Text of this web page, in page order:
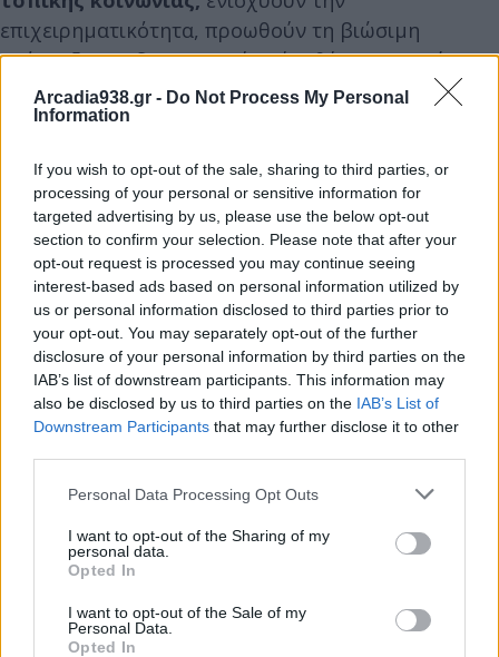
Arcadia938.gr - Do Not Process My Personal
Information
If you wish to opt-out of the sale, sharing to third parties, or
processing of your personal or sensitive information for
targeted advertising by us, please use the below opt-out
section to confirm your selection. Please note that after your
opt-out request is processed you may continue seeing
interest-based ads based on personal information utilized by
us or personal information disclosed to third parties prior to
your opt-out. You may separately opt-out of the further
disclosure of your personal information by third parties on the
IAB’s list of downstream participants. This information may
also be disclosed by us to third parties on the IAB’s List of
Downstream Participants that may further disclose it to other
Personal Data Processing Opt Outs
I want to opt-out of the Sharing of my
personal data.
Opted In
I want to opt-out of the Sale of my
Personal Data.
Opted In
επιχειρηματικότητα, προωθούν τη βιώσιμη
ανάπτυξη και δημιουργούν νέες θέσεις εργασίας,
αξιοποιώντας χρηματοδοτικά μέσα όπως το
Επιχειρησιακό Πρόγραμμα «Πελοπόννησος 2021-
διασφάλισε τη λεπτομερή καταγραφή των
απαραίτητων στοιχείων και τη δρομολόγηση των
επόμενων ενεργειών, προκειμένου το σχέδιο να
λάβει τη μέγιστη δυνατή υποστήριξη και να
υλοποιηθεί αποτελεσματικά.
Η Περιφέρεια Πελοποννήσου, σε συνεργασία με
τον Δήμο Μεγαλόπολης,επενδύει στον
στρατηγικό σχεδιασμό των Ο.Χ.Ε., θέτοντας τις
βάσεις για την οικονομική και κοινωνική
αναβάθμιση της περιοχής, σε μια περίοδο κρίσιμη
Διάβασε σχετικά